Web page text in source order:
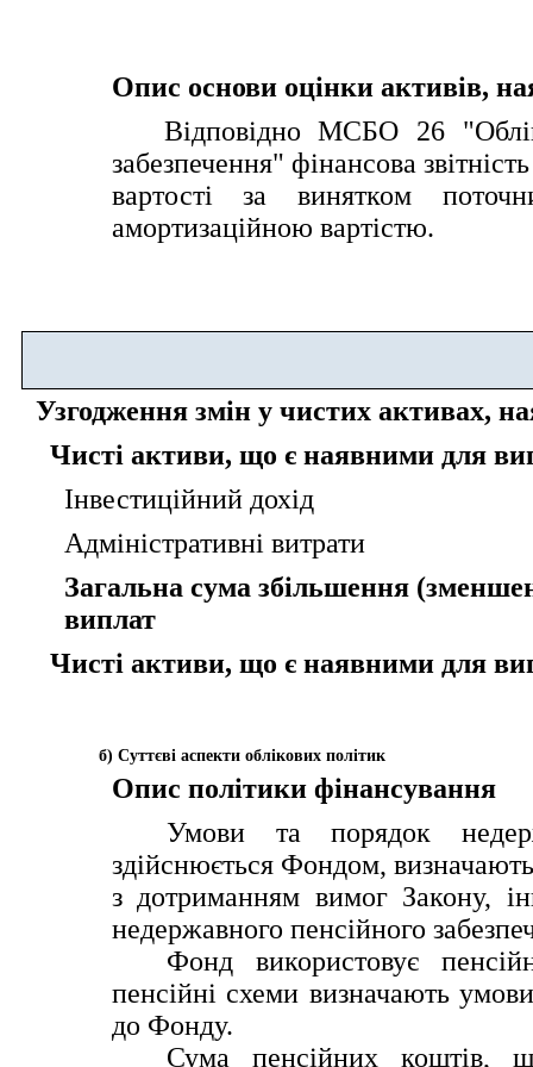
Опис основи оцінки активів,
Відповідно МСБО 26 "Облік
забезпечення" фінансова
вартості за винятком
амортизаційною вартістю.
Узгодження змін у чистих активах,
Чисті активи, що є наявними для
Інвестиційний дохід
Адміністративні витрати
Загальна сума збільшення
виплат
Чисті активи, що є наявними для
б) Суттєві аспекти облікових політик
Опис політики фінансування
Умови та порядок
здійснюється Фондом,
з дотриманням вимог Закону,
недержавного пенсійного
Фонд використовує
пенсійні схеми визначають
до Фонду.
Сума пенсійних коштів,